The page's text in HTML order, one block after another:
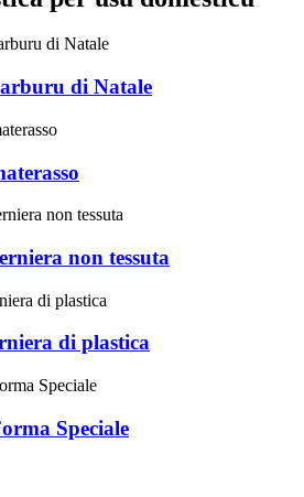
di Natale
non tessuta
di plastica
Speciale